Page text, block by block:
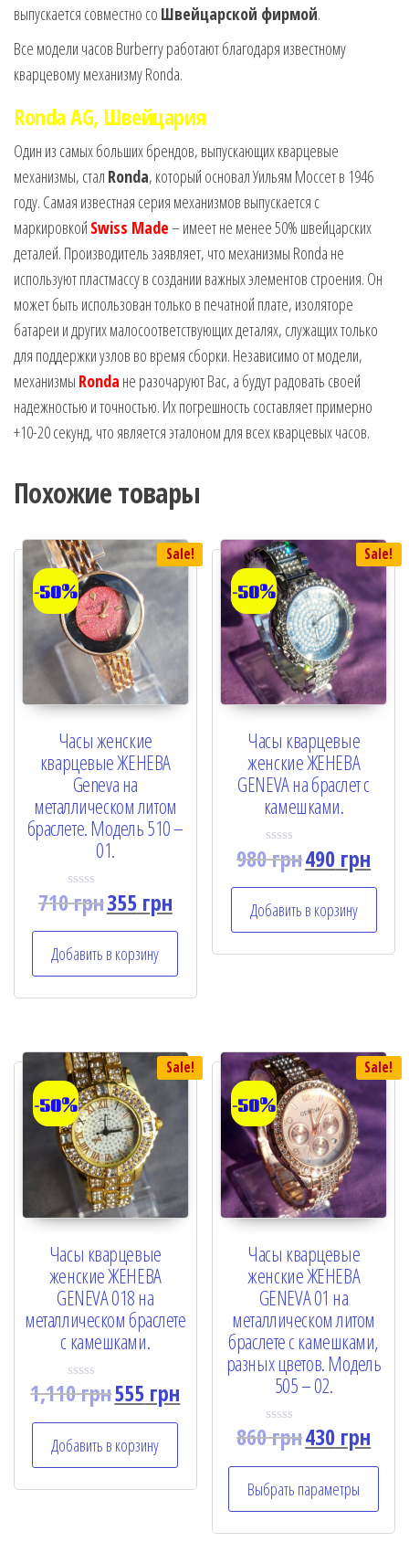
выпускается совместно со Швейцарской фирмой.
Все модели часов Burberry работают благодаря известному
кварцевому механизму Ronda.
Ronda AG, Швейцария
Один из самых больших брендов, выпускающих кварцевые
механизмы, стал Ronda, который основал Уильям Моссет в 1946
году. Самая известная серия механизмов выпускается с
маркировкой Swiss Made– имеет не менее 50% швейцарских
деталей. Производитель заявляет, что механизмы Ronda не
используют пластмассу в создании важных элементов строения. Он
может быть использован только в печатной плате, изоляторе
батареи и других малосоответствующих деталях, служащих только
для поддержки узлов во время сборки. Независимо от модели,
механизмы Ronda не разочаруют Вас, а будут радовать своей
надежностью и точностью. Их погрешность составляет примерно
+10-20 секунд, что является эталоном для всех кварцевых часов.
Похожие товары
Sale!
-50%
Часы женские
кварцевые ЖЕНЕВА
Geneva на
металлическом литом
браслете. Модель 510 –
01.
R
a
d
o
u
5
710грн355грн
Добавить в корзину
Sale!
-50%
Часы кварцевые
женские ЖЕНЕВА
GENEVA на браслет с
камешками.
R
d
o
u
980грн490 грн
Добавить в корзину
Sale!
-50%
Часы кварцевые
женские ЖЕНЕВА
GENEVA 018 на
металлическом браслете
с камешками.
R
a
d
o
u
1,110грн555 грн
Добавить в корзину
Sale!
-50%
Часы кварцевые
женские ЖЕНЕВА
GENEVA 01 на
металлическом литом
браслете с камешками,
разных цветов. Модель
505 – 02.
R
d
0
o
u
860грн430 грн
Выбрать параметры